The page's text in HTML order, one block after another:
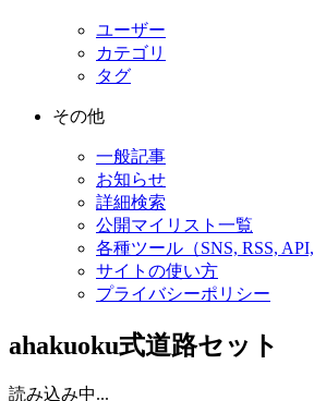
ユーザー
カテゴリ
タグ
その他
一般記事
お知らせ
詳細検索
公開マイリスト一覧
各種ツール（SNS, RSS, API,
サイトの使い方
プライバシーポリシー
ahakuoku式道路セット
読み込み中...